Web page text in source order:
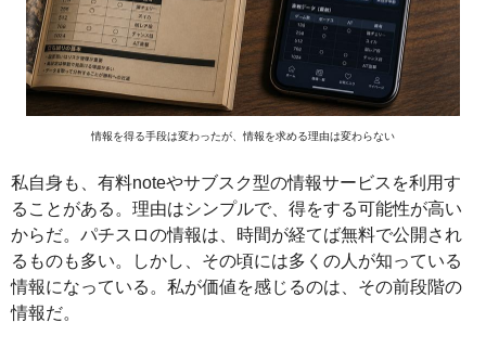
情報を得る手段は変わったが、情報を求める理由は変わらない
私自身も、有料noteやサブスク型の情報サービスを利用す
ることがある。理由はシンプルで、得をする可能性が高い
からだ。パチスロの情報は、時間が経てば無料で公開され
るものも多い。しかし、その頃には多くの人が知っている
情報になっている。私が価値を感じるのは、その前段階の
情報だ。